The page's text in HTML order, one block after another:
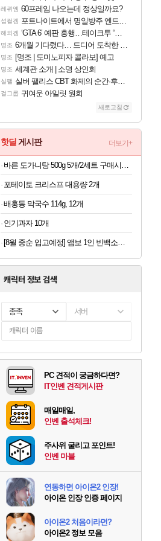
레퀴엠 60프레임 나오는데 정상일까요?
섭컬겜 포트나이트에서 명일방주 엔드필드 [펠리카] 판매 예정
해외겜 ‘GTA 6’ 예판 흥행…테이크투 “내부 예상 크게 넘어”
명조 6개월 기다렸다… 드디어 도착한 치사 메신저백! 실물 후기
명조 [명조 | 도미노피자 콜라보] 예고
명조 세계관 소개 | 소명 상인회
실팰 실버 팰리스 CBT 화제의 순간·후기 모음
걸그룹 귀여운 아일릿 원희
새로고침
핫딜 게시판 더보기+
포테이토 크리스프 대용량 2개
배홍동 막국수 114g, 12개
인기과자 10개
[8월 중순 입고예정] 앰보 1인 빈백소파 LS026 브라운 0809.2977
캐릭터 정보 검색
종족 서버
PC 견적이 궁금하다면?
IT인벤 견적게시판
매일매일,
인벤 출석체크!
주사위 굴리고 포인트!
인벤 마블
연동하면 아이온2 인장!
아이온 인장 인증 페이지
아이온2 처음이라면?
아이온2 정보 모음